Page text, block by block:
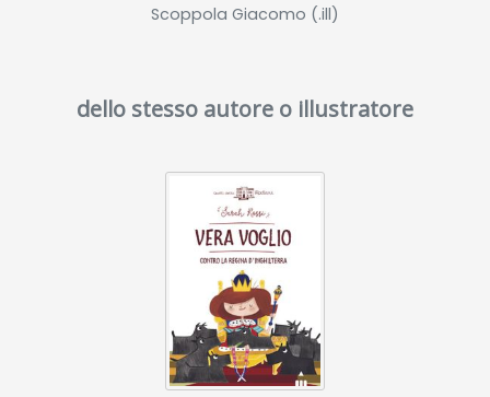
Scoppola Giacomo (.ill)
dello stesso autore o illustratore